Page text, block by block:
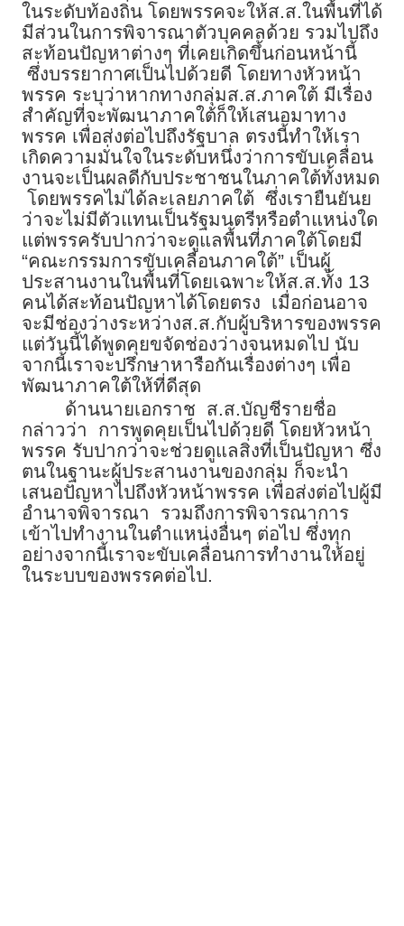
ในระดับท้องถิ่น โดยพรรคจะให้ส.ส.ในพื้นที่ได้
มีส่วนในการพิจารณาตัวบุคคลด้วย รวมไปถึง
สะท้อนปัญหาต่างๆ ที่เคยเกิดขึ้นก่อนหน้านี้
ซึ่งบรรยากาศเป็นไปด้วยดี โดยทางหัวหน้า
พรรค ระบุว่าหากทางกลุ่มส.ส.ภาคใต้ มีเรื่อง
สำคัญที่จะพัฒนาภาคใต้ก็ให้เสนอมาทาง
พรรค เพื่อส่งต่อไปถึงรัฐบาล ตรงนี้ทำให้เรา
เกิดความมั่นใจในระดับหนึ่งว่าการขับเคลื่อน
งานจะเป็นผลดีกับประชาชนในภาคใต้ทั้งหมด
โดยพรรคไม่ได้ละเลยภาคใต้ ซึ่งเรายืนยันย
ว่าจะไม่มีตัวแทนเป็นรัฐมนตรีหรือตำแหน่งใด
แต่พรรครับปากว่าจะดูแลพื้นที่ภาคใต้โดยมี
“คณะกรรมการขับเคลื่อนภาคใต้” เป็นผู้
ประสานงานในพื้นที่โดยเฉพาะให้ส.ส.ทั้ง 13
คนได้สะท้อนปัญหาได้โดยตรง เมื่อก่อนอาจ
จะมีช่องว่างระหว่างส.ส.กับผู้บริหารของพรรค
แต่วันนี้ได้พูดคุยขจัดช่องว่างจนหมดไป นับ
จากนี้เราจะปรึกษาหารือกันเรื่องต่างๆ เพื่อ
พัฒนาภาคใต้ให้ที่ดีสุด
ด้านนายเอกราช ส.ส.บัญชีรายชื่อ
กล่าวว่า การพูดคุยเป็นไปด้วยดี โดยหัวหน้า
พรรค รับปากว่าจะช่วยดูแลสิ่งที่เป็นปัญหา ซึ่ง
ตนในฐานะผู้ประสานงานของกลุ่ม ก็จะนำ
เสนอปัญหาไปถึงหัวหน้าพรรค เพื่อส่งต่อไปผู้มี
อำนาจพิจารณา รวมถึงการพิจารณาการ
เข้าไปทำงานในตำแหน่งอื่นๆ ต่อไป ซึ่งทุก
อย่างจากนี้เราจะขับเคลื่อนการทำงานให้อยู่
ในระบบของพรรคต่อไป.